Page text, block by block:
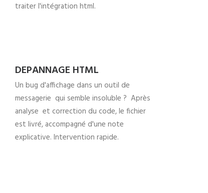
traiter l'intégration html.
DEPANNAGE HTML
Un bug d'affichage dans un outil de
messagerie qui semble insoluble ? Après
analyse et correction du code, le fichier
est livré, accompagné d'une note
explicative. Intervention rapide.